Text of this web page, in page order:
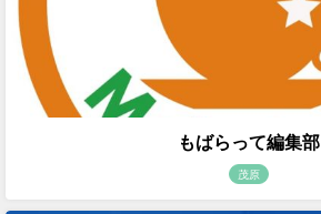
もばらって編集部
茂原